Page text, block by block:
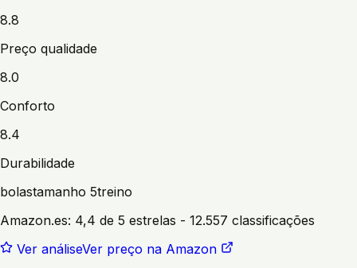
8.8
Preço qualidade
8.0
Conforto
8.4
Durabilidade
bolastamanho 5treino
Amazon.es: 4,4 de 5 estrelas - 12.557 classificações
Ver análiseVer preço na Amazon